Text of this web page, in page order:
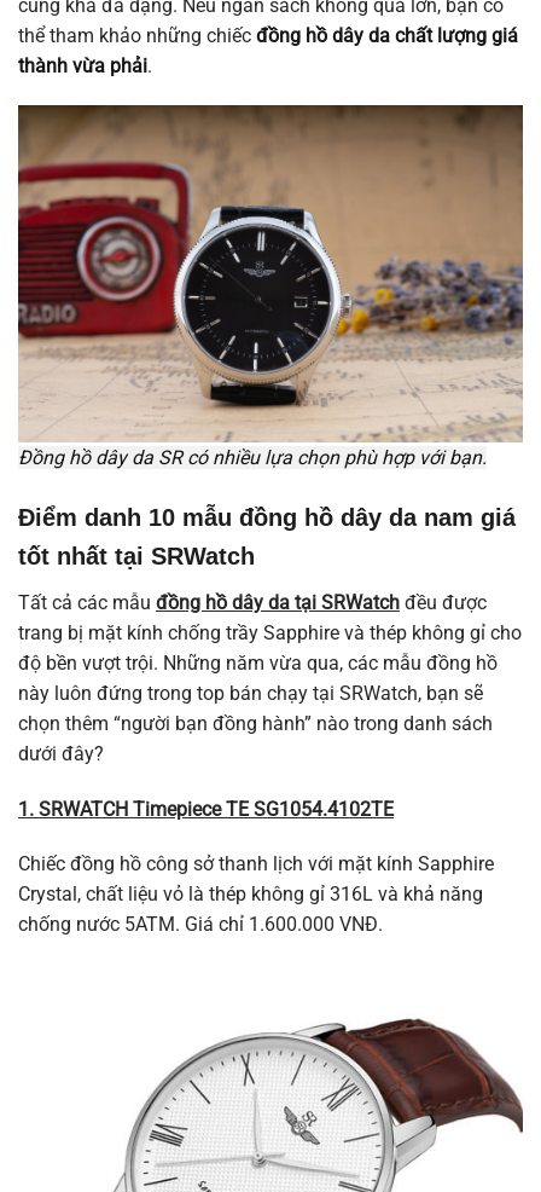
cũng khá đa dạng. Nếu ngân sách không quá lớn, bạn có
thể tham khảo những chiếc đồng hồ dây da chất lượng giá
thành vừa phải.
Đồng hồ dây da SR có nhiều lựa chọn phù hợp với bạn.
Điểm danh 10 mẫu đồng hồ dây da nam giá
tốt nhất tại SRWatch
Tất cả các mẫu đồng hồ dây da tại SRWatch đều được
trang bị mặt kính chống trầy Sapphire và thép không gỉ cho
độ bền vượt trội. Những năm vừa qua, các mẫu đồng hồ
này luôn đứng trong top bán chạy tại SRWatch, bạn sẽ
chọn thêm “người bạn đồng hành” nào trong danh sách
dưới đây?
1. SRWATCH Timepiece TE SG1054.4102TE
Chiếc đồng hồ công sở thanh lịch với mặt kính Sapphire
Crystal, chất liệu vỏ là thép không gỉ 316L và khả năng
chống nước 5ATM. Giá chỉ 1.600.000 VNĐ.